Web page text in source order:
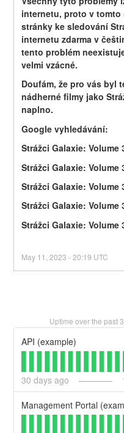
internetu, proto v tomto
stránky ke sledování
internetu zdarma v
tento problém
velmi vzácné.
Doufám, že pro vás byl
nádherné filmy jako
naplno.
Google vyhledávání:
Strážci Galaxie: Volume
Strážci Galaxie: Volume
Strážci Galaxie: Volume
Strážci Galaxie: Volume
Strážci Galaxie: Volume
May 11 ,2023 -20:19 UTC
Uptime over the past
API (example)
30 days ago